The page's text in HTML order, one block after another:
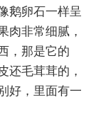
鹅卵石一样呈
肉非常细腻，
，那是它的
还毛茸茸的，
好，里面有一